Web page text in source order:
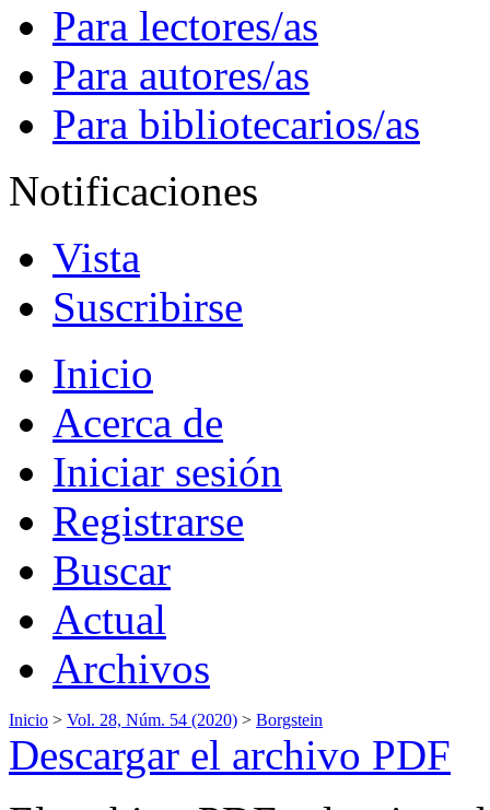
Para lectores/as
Para autores/as
Para bibliotecarios/as
Notificaciones
Vista
Suscribirse
Inicio
Acerca de
Iniciar sesión
Registrarse
Buscar
Actual
Archivos
Inicio > Vol. 28, Núm. 54 (2020) > Borgstein
Descargar el archivo PDF